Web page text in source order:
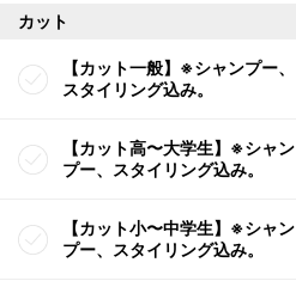
カット
【カット一般】※シャンプー、
スタイリング込み。
【カット高〜大学生】※シャン
プー、スタイリング込み。
【カット小〜中学生】※シャン
プー、スタイリング込み。